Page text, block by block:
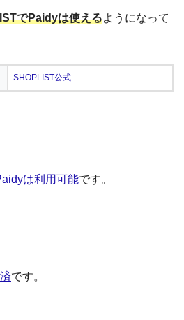
でPaidyは使えるようになって
SHOPLIST公式
は利用可能です。
です。